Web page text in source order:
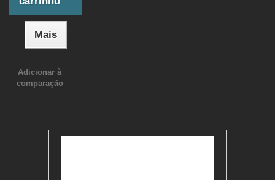
Mais
Adicionar à
comparação